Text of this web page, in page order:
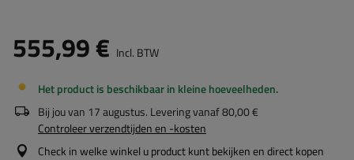
555,99 € Incl. BTW
Het product is beschikbaar in kleine hoeveelheden
Bij jou van 17 augustus. Levering vanaf80,00 €
Controleer verzendtijden en -kosten
Check in welke winkel u product kunt bekijken en direct kopen